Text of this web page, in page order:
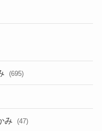
(695)
み (47)